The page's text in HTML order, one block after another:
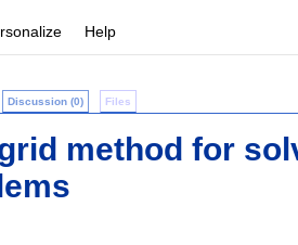
Help
Discussion (0) Files
method for